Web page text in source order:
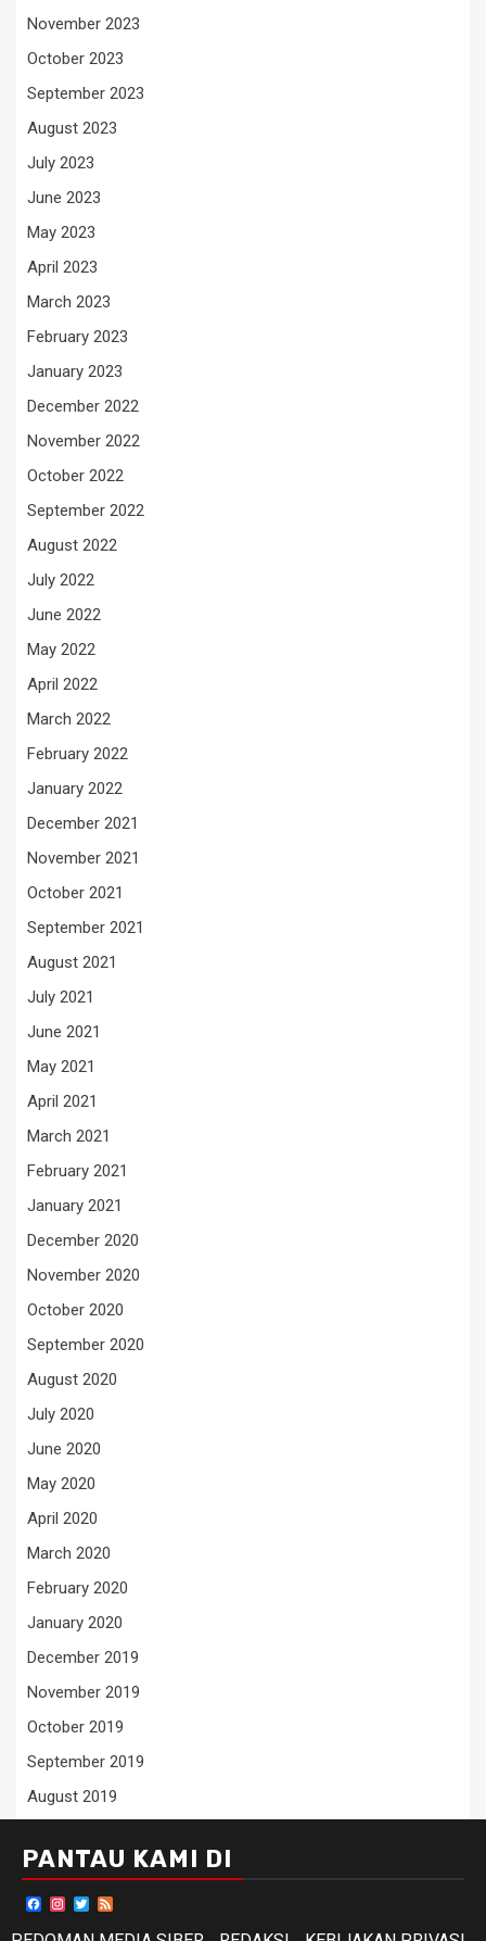
November 2023
October 2023
September 2023
August 2023
July 2023
June 2023
May 2023
April 2023
March 2023
February 2023
January 2023
December 2022
November 2022
October 2022
September 2022
August 2022
July 2022
June 2022
May 2022
April 2022
March 2022
February 2022
January 2022
December 2021
November 2021
October 2021
September 2021
August 2021
July 2021
June 2021
May 2021
April 2021
March 2021
February 2021
January 2021
December 2020
November 2020
October 2020
September 2020
August 2020
July 2020
June 2020
May 2020
April 2020
March 2020
February 2020
January 2020
December 2019
November 2019
October 2019
September 2019
August 2019
PANTAU KAMI DI
Facebook
Instagram
Twitter